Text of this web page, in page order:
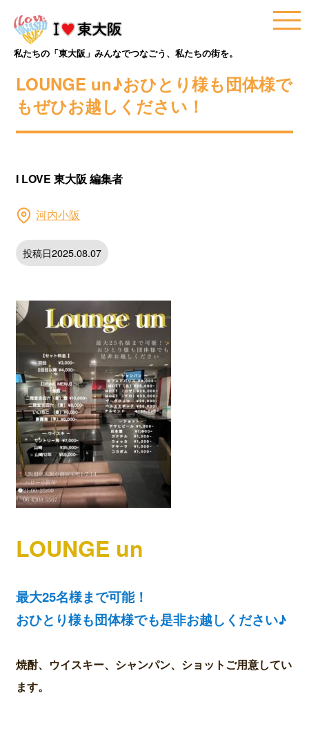
私たちの「東大阪」みんなでつなごう、私たちの街を。
LOUNGE un♪おひとり様も団体様で
もぜひお越しください！
I LOVE 東大阪 編集者
河内小阪
投稿日2025.08.07
LOUNGE un
最大25名様まで可能！
おひとり様も団体様でも是非お越しください♪
焼酎、ウイスキー、シャンパン、ショットご用意してい
ます。